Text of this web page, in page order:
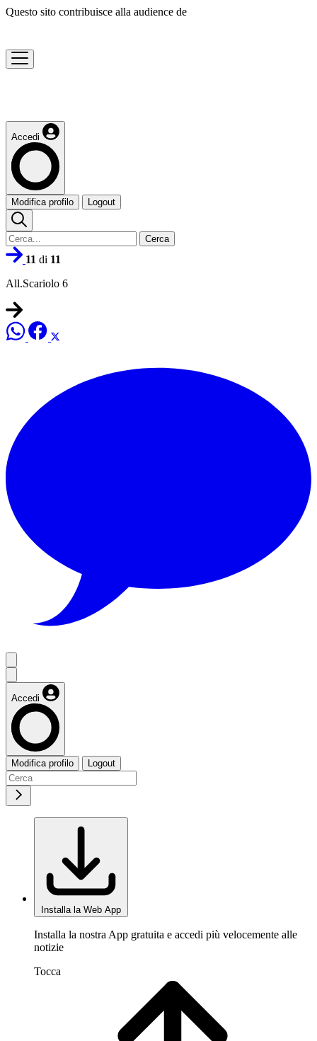
Questo sito contribuisce alla audience de
Accedi
Modifica profilo Logout
Cerca
11 di 11
All.Scariolo 6
Accedi
Modifica profilo Logout
Installa la Web App
Installa la nostra App gratuita e accedi più velocemente alle
notizie
Tocca